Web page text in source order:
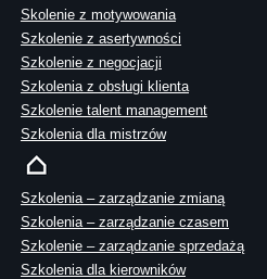
Skolenie z motywowania
Szkolenie z asertywności
Szkolenie z negocjacji
Szkolenia z obsługi klienta
Szkolenie talent management
Szkolenia dla mistrzów
Szkolenia – zarządzanie zmianą
Szkolenia – zarządzanie czasem
Szkolenie – zarządzanie sprzedażą
Szkolenia dla kierowników